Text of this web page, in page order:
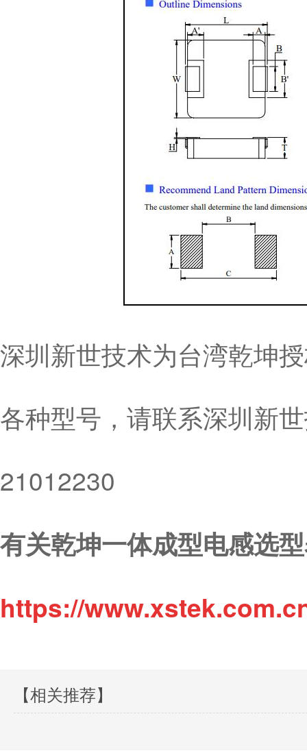
深圳新世技术为台湾乾坤
各种型号，请联系深圳新
21012230
有关乾坤一体成型电感选
https://
【相关推荐】